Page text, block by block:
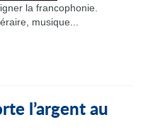
la francophonie.
musique...
l’argent au